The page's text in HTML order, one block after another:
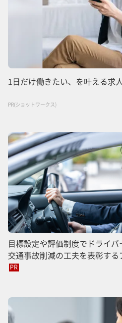
1日だけ働きたい、を叶える求
PR(ショットワークス)
目標設定や評価制度でドライ
交通事故削減の工夫を表彰する
PR